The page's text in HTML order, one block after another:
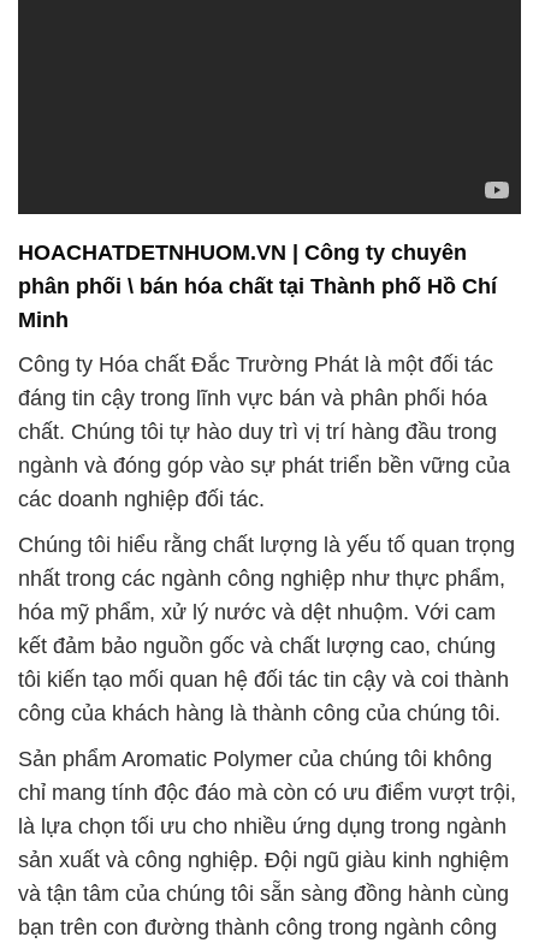
Công ty Hóa chất Đắc Trường Phát là một đối tác
đáng tin cậy trong lĩnh vực bán và phân phối hóa
chất. Chúng tôi tự hào duy trì vị trí hàng đầu trong
ngành và đóng góp vào sự phát triển bền vững của
các doanh nghiệp đối tác.
Chúng tôi hiểu rằng chất lượng là yếu tố quan trọng
nhất trong các ngành công nghiệp như thực phẩm,
hóa mỹ phẩm, xử lý nước và dệt nhuộm. Với cam
kết đảm bảo nguồn gốc và chất lượng cao, chúng
tôi kiến tạo mối quan hệ đối tác tin cậy và coi thành
công của khách hàng là thành công của chúng tôi.
Sản phẩm Aromatic Polymer của chúng tôi không
chỉ mang tính độc đáo mà còn có ưu điểm vượt trội,
là lựa chọn tối ưu cho nhiều ứng dụng trong ngành
sản xuất và công nghiệp. Đội ngũ giàu kinh nghiệm
và tận tâm của chúng tôi sẵn sàng đồng hành cùng
bạn trên con đường thành công trong ngành công
nghiệp hóa chất.
Chúng tôi không chỉ cam kết đạt hiệu suất cao nhất
và an toàn nhất trong sản phẩm mà còn thực hiện
các biện pháp bảo vệ môi trường. Tuân thủ nghiêm